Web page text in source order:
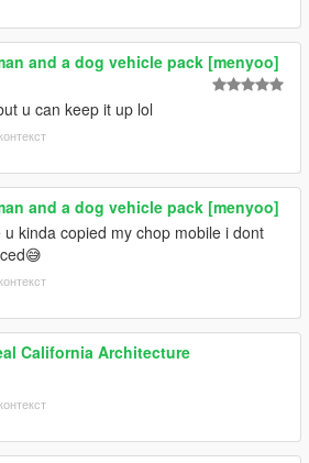
and a dog vehicle pack [menyoo]
u can keep it up lol
and a dog vehicle pack [menyoo]
u kinda copied my chop mobile i dont
California Architecture